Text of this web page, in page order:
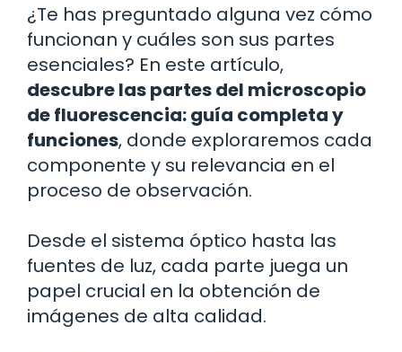
¿Te has preguntado alguna vez cómo
funcionan y cuáles son sus partes
esenciales? En este artículo,
descubre las partes del microscopio
de fluorescencia: guía completa y
funciones, donde exploraremos cada
componente y su relevancia en el
proceso de observación.
Desde el sistema óptico hasta las
fuentes de luz, cada parte juega un
papel crucial en la obtención de
imágenes de alta calidad.